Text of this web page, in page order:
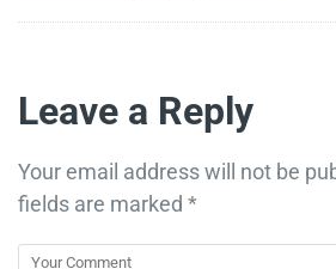
Leave a Reply
Your email address will not be
fields are marked *